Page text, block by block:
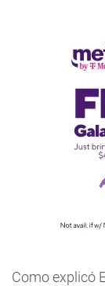
Como explicó